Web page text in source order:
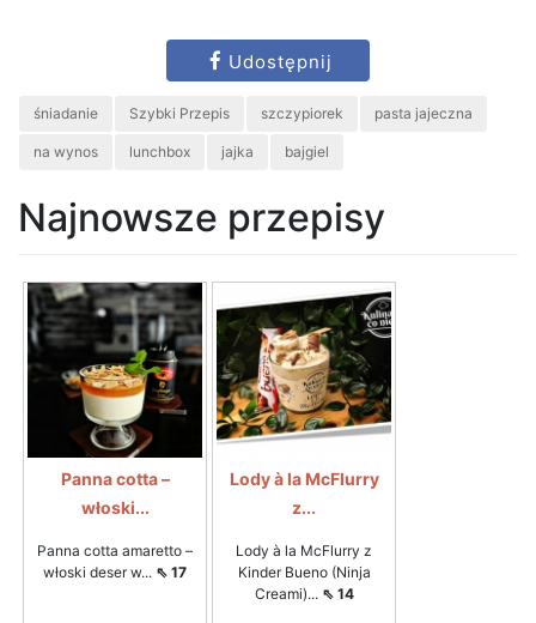
Udostępnij
śniadanie Szybki Przepis szczypiorek pasta jajeczna
na wynos lunchbox jajka bajgiel
Najnowsze przepisy
Panna cotta –
włoski...
Panna cotta amaretto –
włoski deser w... ⇖ 17
Lody à la McFlurry
z...
Lody à la McFlurry z
Kinder Bueno (Ninja
Creami)... ⇖ 14